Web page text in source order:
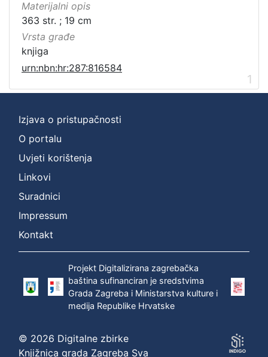
Materijalni opis
363 str. ; 19 cm
Vrsta građe
knjiga
urn:nbn:hr:287:816584
1
Izjava o pristupačnosti
O portalu
Uvjeti korištenja
Linkovi
Suradnici
Impressum
Kontakt
Projekt Digitalizirana zagrebačka
baština sufinanciran je sredstvima
Grada Zagreba i Ministarstva kulture i
medija Republike Hrvatske
© 2026 Digitalne zbirke
Knjižnica grada Zagreba Sva